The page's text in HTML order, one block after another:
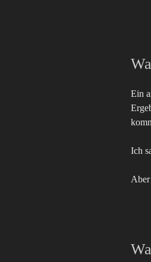
Ein
Ich
Aber